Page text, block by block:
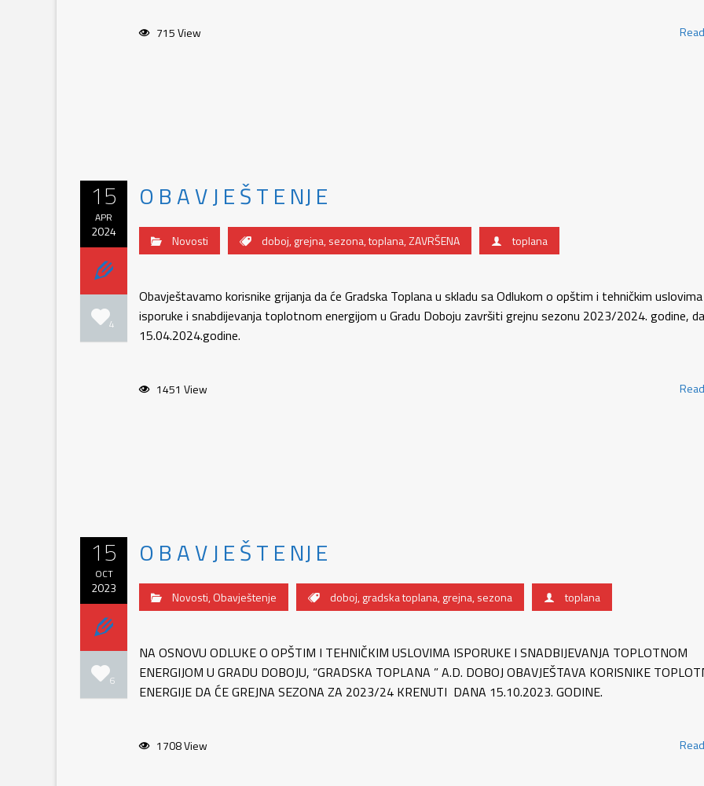
715 View
15
APR
2024
4
O B A V J E Š T E NJ E
Novosti doboj,grejna,sezona,toplana,ZAVRŠENA toplana
Obavještavamo korisnike grijanja da će Gradska Toplana u skladu sa Odlukom o opštim i tehničkim uslovima
isporuke i snabdijevanja toplotnom energijom u Gradu Doboju završiti grejnu sezonu 2023/2024. godine,
15.04.2024.godine.
1451 View
15
OCT
2023
6
O B A V J E Š T E NJ E
Novosti,Obavještenje doboj,gradska toplana,grejna,sezona toplana
NA OSNOVU ODLUKE O OPŠTIM I TEHNIČKIM USLOVIMA ISPORUKE I SNADBIJEVANJA TOPLOTNOM
ENERGIJOM U GRADU DOBOJU, “GRADSKA TOPLANA ” A.D. DOBOJ OBAVJEŠTAVA KORISNIKE
ENERGIJE DA ĆE GREJNA SEZONA ZA 2023/24 KRENUTI DANA 15.10.2023. GODINE.
1708 View